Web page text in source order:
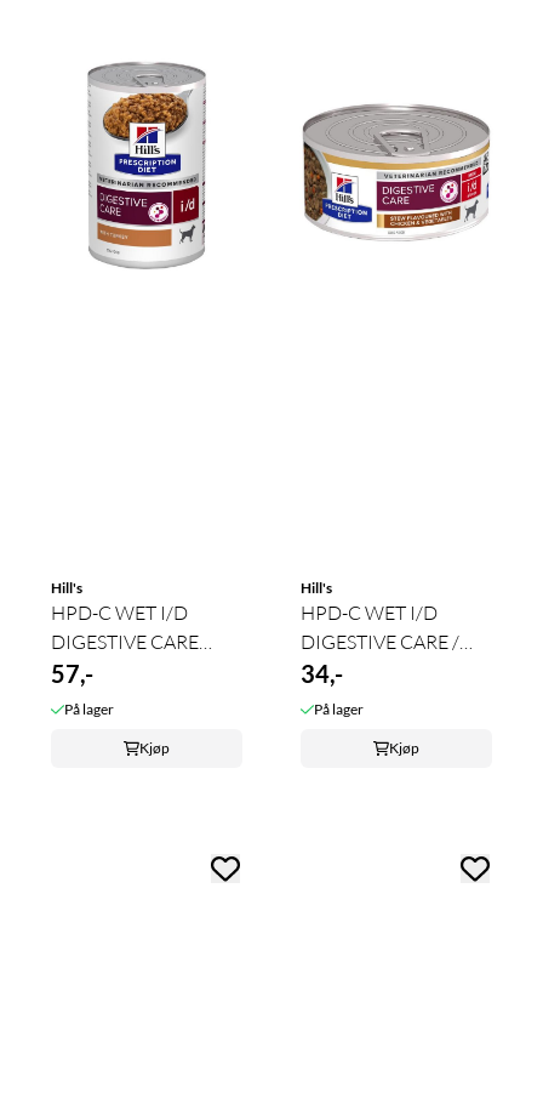
Hill's
HPD-C WET I/D
DIGESTIVE CARE
(TURKEY) 360g
57,-
På lager
Kjøp
Hill's
HPD-C WET I/D
DIGESTIVE CARE /
STRESS - MINI ...
34,-
På lager
Kjøp